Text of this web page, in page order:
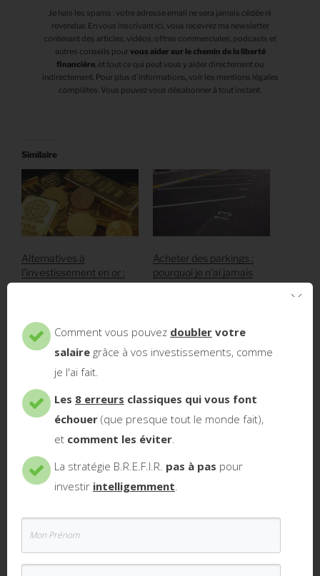
Je hais les spams : votre adresse email ne sera jamais cédée ni
revendue. En vous inscrivant ici, vous recevrez ma newsletter
contenant des articles, vidéos, offres commerciales, podcasts et
autres conseils pourvous aider sur le chemin de la liberté
financière, et tout ce qui peut vous y aider directement ou
indirectement. Pour plus d'informations, voir les mentions légales
complètes. Vous pouvez vous désabonner à tout instant.
Similaire
Alternatives à
l’investissement en or :
pourquoi je n’achète pas
Acheter des parkings :
pourquoi je n’ai jamais
utilisé cette stratégie
Acheter sa résidence
principale : pourquoi ça
Dans "Investir dans
l'immobilier"
Si vous avez aimé l'article n'hésitez pas à le partager,
ça nous aide. Merci infiniment :)
Comment vous pouvez doubler votre
salaire grâce à vos investissements, comme
je l'ai fait.
Les 8 erreurs classiques qui vous font
échouer (que presque tout le monde fait),
et comment les éviter.
La stratégie B.R.E.F.I.R. pas à pas pour
investir intelligemment.